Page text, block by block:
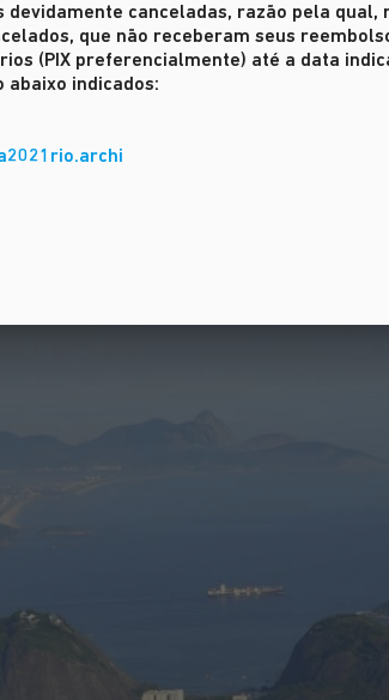
DO
e em
devidamente canceladas, razão pela qual,
que não receberam seus
(PIX preferencialmente) até a data
abaixo indicados: